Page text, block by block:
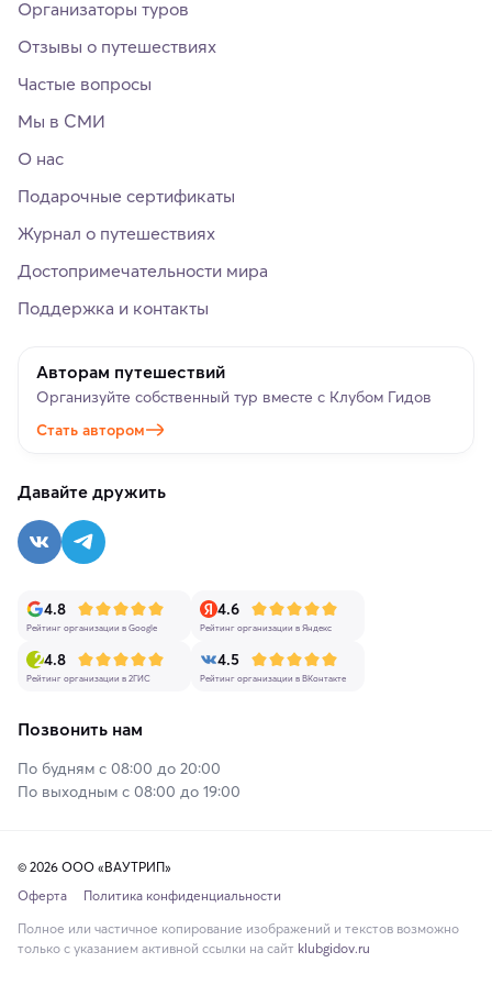
Организаторы туров
Отзывы о путешествиях
Частые вопросы
Мы в СМИ
О нас
Подарочные сертификаты
Журнал о путешествиях
Достопримечательности мира
Поддержка и контакты
Авторам путешествий
Организуйте собственный тур вместе с Клубом Гидов
Стать автором
Давайте дружить
4.8
Рейтинг организации в Google
4.6
Рейтинг организации в Яндекс
4.8
Рейтинг организации в 2ГИС
4.5
Рейтинг организации в ВКонтакте
Позвонить нам
По будням с 08:00 до 20:00
По выходным с 08:00 до 19:00
© 2026 ООО «ВАУТРИП»
Оферта
Политика конфиденциальности
Полное или частичное копирование изображений и текстов возможно
только с указанием активной ссылки на сайт klubgidov.ru